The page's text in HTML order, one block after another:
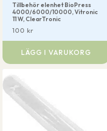
Tillbehör elenhet BioPress
4000/6000/10000, Vitronic
11 W, ClearTronic
100 kr
LÄGG I VARUKORG